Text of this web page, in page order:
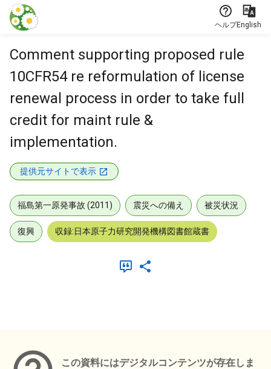
本文に飛ぶ
ヘルプEnglish
Comment supporting proposed rule
10CFR54 re reformulation of license
renewal process in order to take full
credit for maint rule &
implementation.
提供元サイトで表示
福島第一原発事故 (2011) 震災への備え 被災状況
復興 収録:日本原子力研究開発機構図書館蔵書
この資料にはデジタルコンテンツが存在しま